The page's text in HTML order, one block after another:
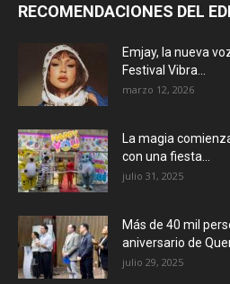
RECOMENDACIONES DEL
Emjay, la nueva
Festival Vibra...
marzo 12, 2026
La magia
con una fiesta...
julio 31, 2025
Más de 40 mil
aniversario de
julio 29, 2025